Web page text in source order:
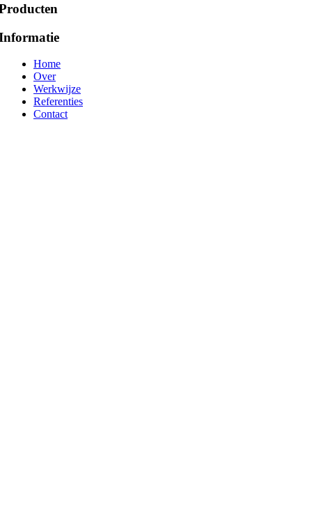
Home
Over
Werkwijze
Referenties
Contact